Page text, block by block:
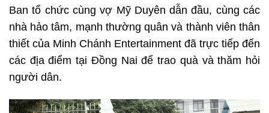
Ban tổ chức cùng vợ Mỹ Duyên dẫn đầu, cùng các
nhà hảo tâm, mạnh thường quân và thành viên thân
thiết của Minh Chánh Entertainment đã trực tiếp đến
các địa điểm tại Đồng Nai để trao quà và thăm hỏi
người dân.